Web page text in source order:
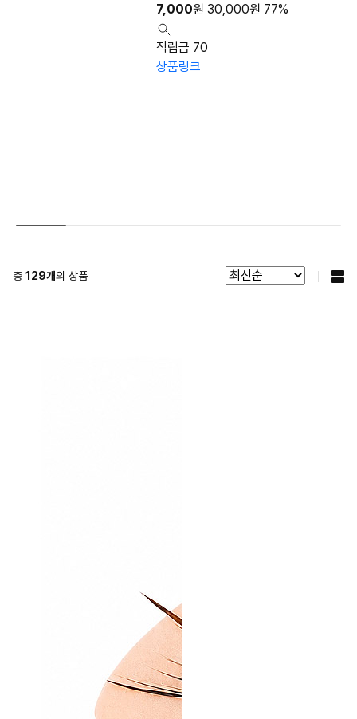
7,000원 30,000원 77%
적립금 70
상품링크
총 129개의 상품